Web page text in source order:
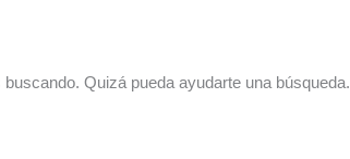
Quizá pueda ayudarte una búsqueda.